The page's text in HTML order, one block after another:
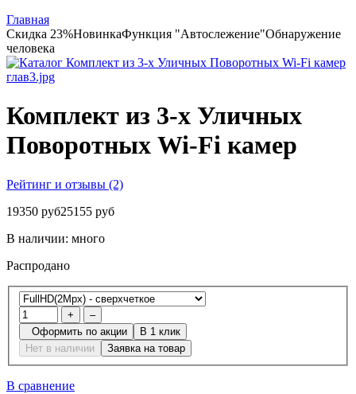
Главная
Скидка 23%НовинкаФункция "Автослежение"Обнаружение
человека
Комплект из 3-х Уличных
Поворотных Wi-Fi камер
Рейтинг и отзывы (2)
19350 руб25155 руб
В наличии: много
Распродано
+
–
Оформить по акции
В 1 клик
Нет в наличии
Заявка на товар
В сравнение